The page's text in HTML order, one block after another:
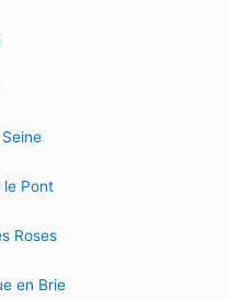
le Pont
Roses
en Brie